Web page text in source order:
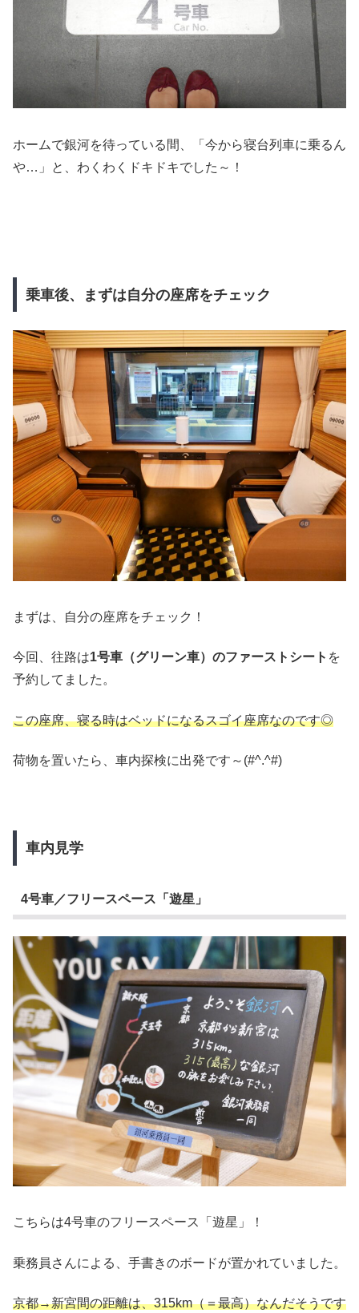
ホームで銀河を待っている間、「今から寝台列車に乗るん
や…」と、わくわくドキドキでした～！
乗車後、まずは自分の座席をチェック
まずは、自分の座席をチェック！
今回、往路は1号車（グリーン車）のファーストシート を
予約してました。
この座席、寝る時はベッドになるスゴイ座席なのです◎
荷物を置いたら、車内探検に出発です～(#^.^#)
車内見学
4号車／フリースペース「遊星」
こちらは4号車のフリースペース「遊星」！
乗務員さんによる、手書きのボードが置かれていました。
京都→新宮間の距離は、315km（＝最高）なんだそうです